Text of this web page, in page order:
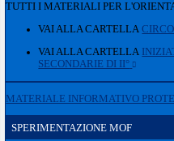
TUTTI I MATERIALI PER
VAI ALLA CARTELLA
VAI ALLA CARTELLA
SECONDARIE DI II°
MATERIALE INFORMATIVO
SPERIMENTAZIONE MOF